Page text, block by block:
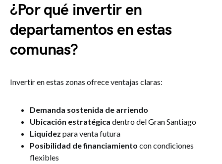
¿Por qué invertir en
departamentos en estas
comunas?
Invertir en estas zonas ofrece ventajas claras:
Demanda sostenida de arriendo
Ubicación estratégica dentro del Gran Santiago
Liquidez para venta futura
Posibilidad de financiamiento con condiciones
flexibles